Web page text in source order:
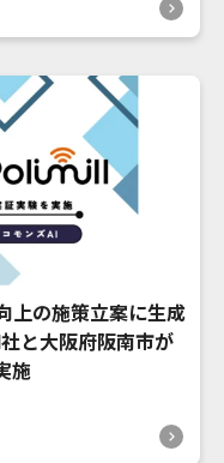
上の施策立案に生成
と大阪府阪南市が
施